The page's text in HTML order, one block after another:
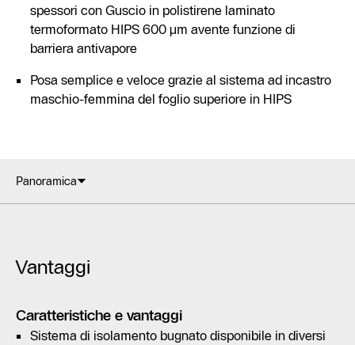
spessori con Guscio in polistirene laminato
termoformato HIPS 600 μm avente funzione di
barriera antivapore
Posa semplice e veloce grazie al sistema ad incastro
maschio-femmina del foglio superiore in HIPS
Panoramica
Vantaggi
Caratteristiche e vantaggi
Sistema di isolamento bugnato disponibile in diversi